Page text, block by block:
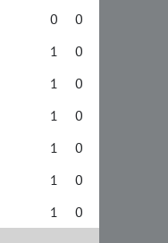
0
0
1
0
1
0
1
0
1
0
1
0
1 0